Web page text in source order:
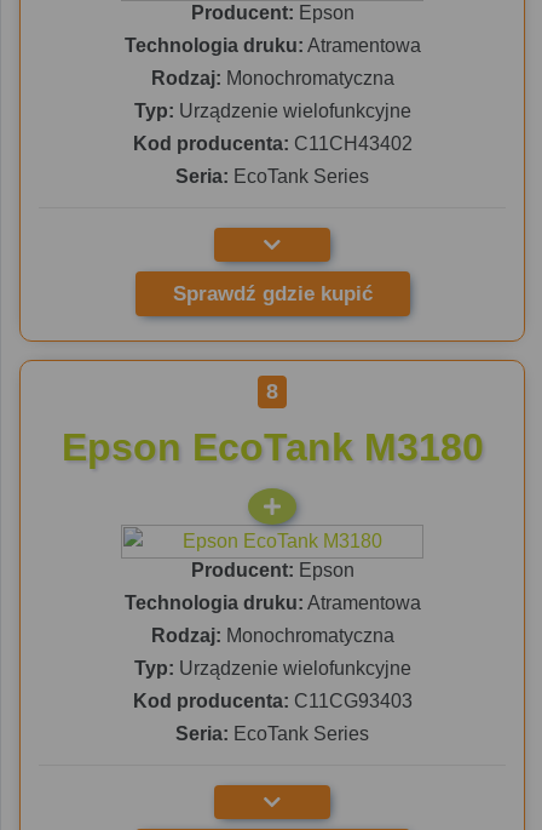
Producent: Epson
Technologia druku: Atramentowa
Rodzaj: Monochromatyczna
Typ: Urządzenie wielofunkcyjne
Kod producenta: C11CH43402
Seria: EcoTank Series
Sprawdź gdzie kupić
8
Epson EcoTank M3180
Producent: Epson
Technologia druku: Atramentowa
Rodzaj: Monochromatyczna
Typ: Urządzenie wielofunkcyjne
Kod producenta: C11CG93403
Seria: EcoTank Series